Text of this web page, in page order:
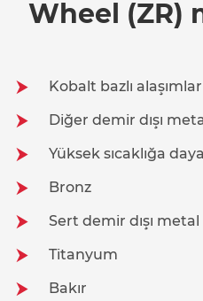
Wheel (ZR)
Kobalt bazlı alaşımlar
Diğer demir dışı
Yüksek sıcaklığa
Bronz
Sert demir dışı metal
Titanyum
Bakır